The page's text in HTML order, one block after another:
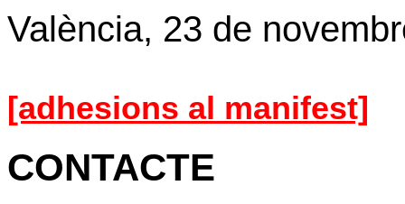
València, 23 de
[adhesions al manifest]
CONTACTE